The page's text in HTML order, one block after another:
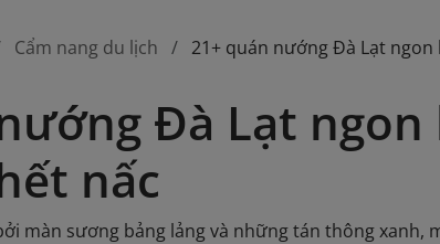
Cẩm nang du lịch 21+ quán nướng Đà Lạt
Đà Lạt
nấc
màn sương bảng lảng và những tán thông xanh,